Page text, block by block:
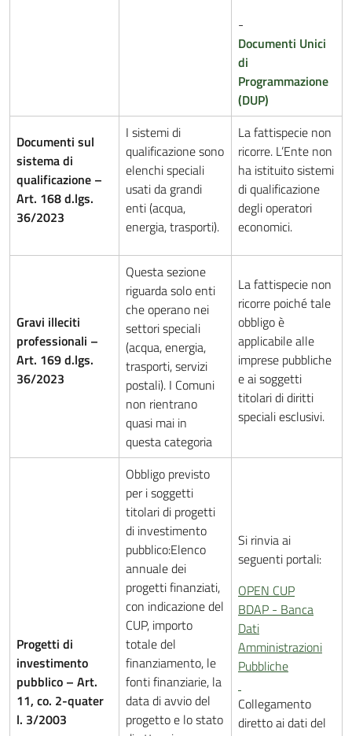
-
Documenti Unici
di
Programmazione
(DUP)
Documenti sul
sistema di
qualificazione –
Art. 168 d.lgs.
36/2023
I sistemi di
qualificazione sono
elenchi speciali
usati da grandi
enti (acqua,
energia, trasporti).
La fattispecie non
ricorre. L’Ente non
ha istituito sistemi
di qualificazione
degli operatori
economici.
Gravi illeciti
professionali –
Art. 169 d.lgs.
36/2023
Questa sezione
riguarda solo enti
che operano nei
settori speciali
(acqua, energia,
trasporti, servizi
postali). I Comuni
non rientrano
quasi mai in
questa categoria
La fattispecie non
ricorre poiché tale
obbligo è
applicabile alle
imprese pubbliche
e ai soggetti
titolari di diritti
speciali esclusivi.
Progetti di
investimento
pubblico – Art.
11, co. 2-quater
l. 3/2003
Obbligo previsto
per i soggetti
titolari di progetti
di investimento
pubblico:Elenco
annuale dei
progetti finanziati,
con indicazione del
CUP, importo
totale del
finanziamento, le
fonti finanziarie, la
data di avvio del
progetto e lo stato
Si rinvia ai
seguenti portali:
OPEN CUP
BDAP - Banca
Dati
Amministrazioni
Pubbliche
Collegamento
diretto ai dati del